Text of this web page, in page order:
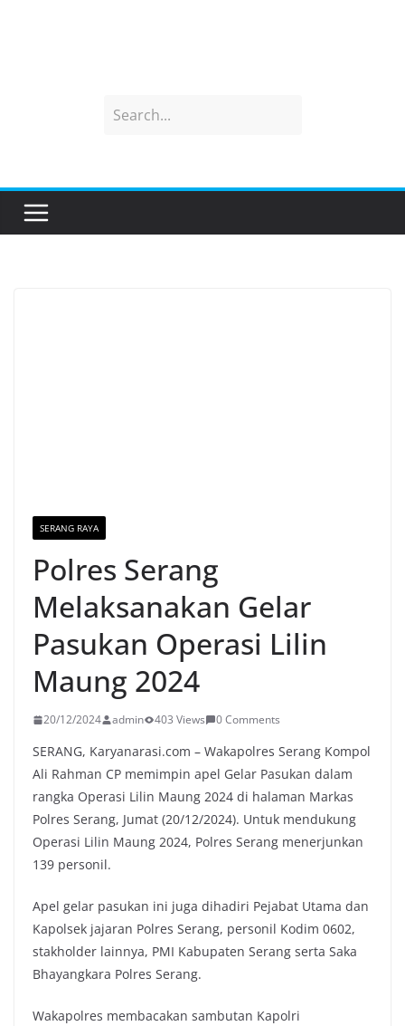
SERANG RAYA
Polres Serang
Melaksanakan Gelar
Pasukan Operasi Lilin
Maung 2024
20/12/2024 admin 403 Views 0 Comments
SERANG, Karyanarasi.com – Wakapolres Serang Kompol
Ali Rahman CP memimpin apel Gelar Pasukan dalam
rangka Operasi Lilin Maung 2024 di halaman Markas
Polres Serang, Jumat (20/12/2024). Untuk mendukung
Operasi Lilin Maung 2024, Polres Serang menerjunkan
139 personil.
Apel gelar pasukan ini juga dihadiri Pejabat Utama dan
Kapolsek jajaran Polres Serang, personil Kodim 0602,
stakholder lainnya, PMI Kabupaten Serang serta Saka
Bhayangkara Polres Serang.
Wakapolres membacakan sambutan Kapolri